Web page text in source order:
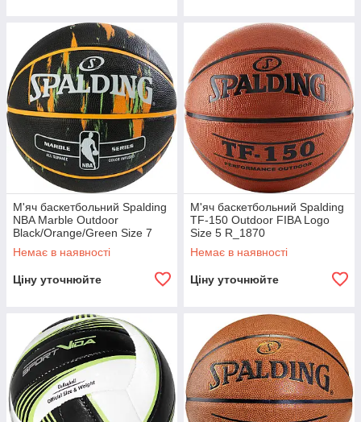
М'яч баскетбольний Spalding
NBA Marble Outdoor
Black/Orange/Green Size 7
R_1864
Немає в наявності
Ціну уточнюйте
М'яч баскетбольний Spalding
TF-150 Outdoor FIBA Logo
Size 5 R_1870
Немає в наявності
Ціну уточнюйте